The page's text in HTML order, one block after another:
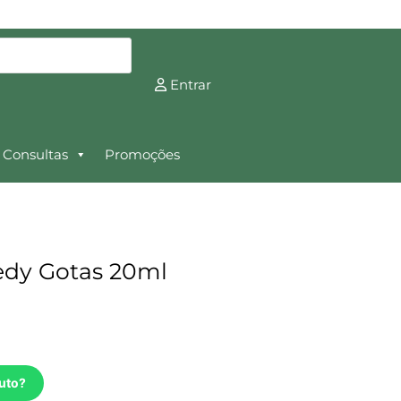
Entrar
Consultas Promoções
Gotas 20ml